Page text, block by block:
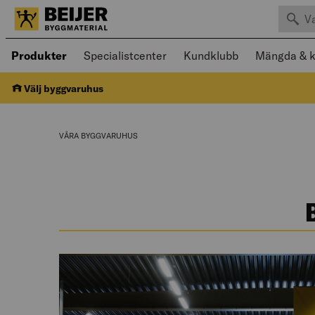
Sök
Produkter Öppnad meny kan navigeras med
Specialistcenter Kundklubb Mängda &
Välj byggvaruhus
VÅRA BYGGVARUHUS